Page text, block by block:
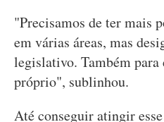
"Precisamos de ter mais
em várias áreas, mas
legislativo. Também
próprio", sublinhou.
Até conseguir atingir